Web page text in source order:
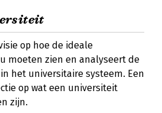
op hoe de ideale
moeten zien en analyseert de
het universitaire systeem. Een
op wat een universiteit
zijn.